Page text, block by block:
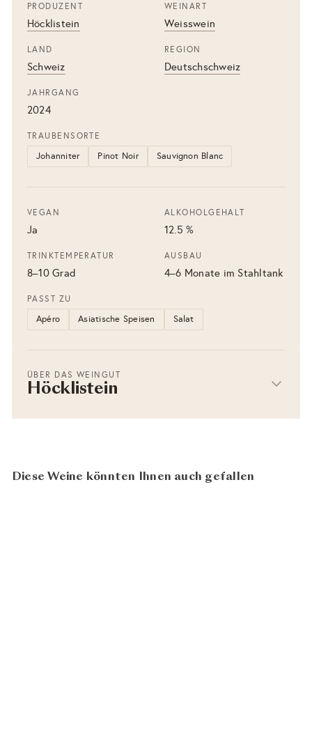
PRODUZENT
Höcklistein
WEINART
Weisswein
LAND
Schweiz
REGION
Deutschschweiz
JAHRGANG
2024
TRAUBENSORTE
Johanniter Pinot Noir Sauvignon Blanc
VEGAN
Ja
ALKOHOLGEHALT
12.5 %
TRINKTEMPERATUR
8–10 Grad
AUSBAU
4–6 Monate im Stahltank
PASST ZU
Apéro Asiatische Speisen Salat
ÜBER DAS WEINGUT
Höcklistein
Diese Weine könnten Ihnen auch gefallen